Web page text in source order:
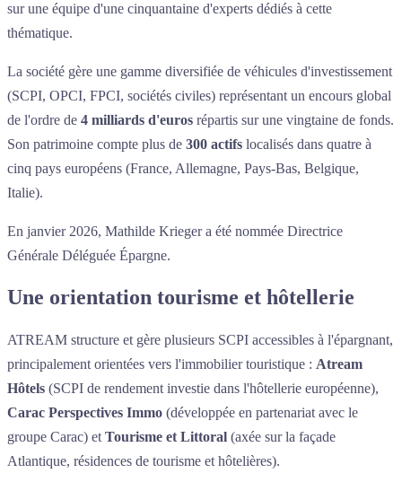
sur une équipe d'une cinquantaine d'experts dédiés à cette
thématique.
La société gère une gamme diversifiée de véhicules d'investissement
(SCPI, OPCI, FPCI, sociétés civiles) représentant un encours global
de l'ordre de 4 milliards d'euros répartis sur une vingtaine de fonds.
Son patrimoine compte plus de 300 actifs localisés dans quatre à
cinq pays européens (France, Allemagne, Pays-Bas, Belgique,
Italie).
En janvier 2026, Mathilde Krieger a été nommée Directrice
Générale Déléguée Épargne.
Une orientation tourisme et hôtellerie
ATREAM structure et gère plusieurs SCPI accessibles à l'épargnant,
principalement orientées vers l'immobilier touristique : Atream
Hôtels (SCPI de rendement investie dans l'hôtellerie européenne),
Carac Perspectives Immo (développée en partenariat avec le
groupe Carac) et Tourisme et Littoral (axée sur la façade
Atlantique, résidences de tourisme et hôtelières).